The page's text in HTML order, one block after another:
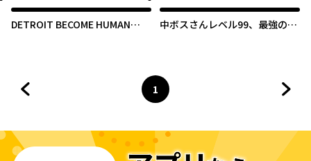
DETROIT BECOME HUMAN
中ボスさんレベル99、最強の部
ページ
1
へ